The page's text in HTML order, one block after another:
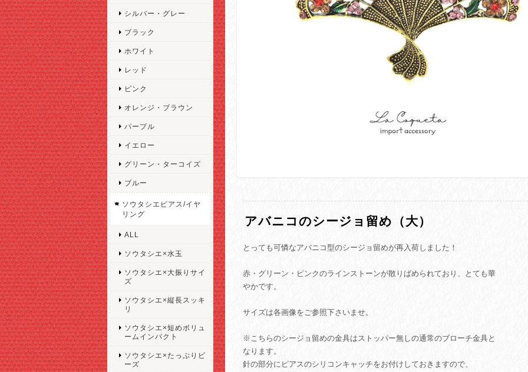
アバニコのシージョ留め（大）
とっても可憐なアバニコ型のシージョ留めが再入荷しました！
赤・グリーン・ピンクのラインストーンが散りばめられており、とても華
やかです。
サイズは各画像をご参照下さいませ。
※こちらのシージョ留めの金具はストッパー無しの通常のブローチ金具と
なります。
針の部分にピアスのシリコンキャッチをお付けしておきますので、
シルバー・グレー
ブラック
ホワイト
レッド
ピンク
オレンジ・ブラウン
パープル
イエロー
グリーン・ターコイズ
ブルー
ソウタシエピアス/イヤ
リング
ALL
ソウタシエ×水玉
ソウタシエ×大振りサイ
ズ
ソウタシエ×縦長スッキ
リ
ソウタシエ×短めボリュ
ームインパクト
ソウタシエ×たっぷりビ
ーズ